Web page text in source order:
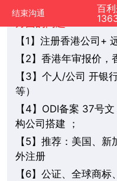
结束沟通
百
您好，我是在线人工客
【 1】注册香港公司+
【 2】香港年审报价，
【 3】个人/公司 开银
等）
【 4】ODI备案 37号
构公司搭建 ；
【 5】推荐：美国、新
外注册
【 6】公证、全球商标